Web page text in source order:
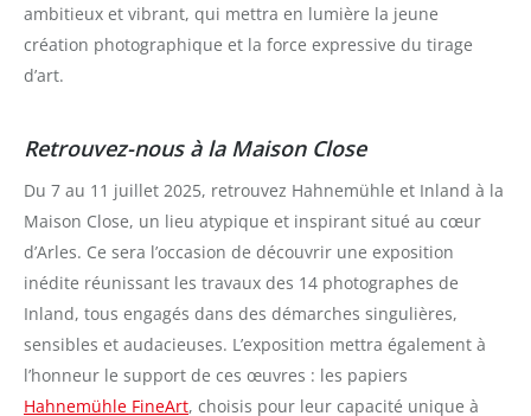
ambitieux et vibrant, qui mettra en lumière la jeune
création photographique et la force expressive du tirage
d’art.
Retrouvez-nous à la Maison Close
Du 7 au 11 juillet 2025, retrouvez Hahnemühle et Inland à la
Maison Close, un lieu atypique et inspirant situé au cœur
d’Arles. Ce sera l’occasion de découvrir une exposition
inédite réunissant les travaux des 14 photographes de
Inland, tous engagés dans des démarches singulières,
sensibles et audacieuses. L’exposition mettra également à
l’honneur le support de ces œuvres : les papiers
Hahnemühle FineArt, choisis pour leur capacité unique à